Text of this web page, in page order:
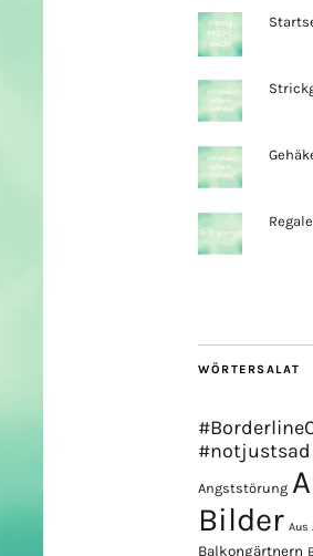
WÖRTERSALAT
#notjustsad
Angststörung
Bilder Aus
Balkongärtnern